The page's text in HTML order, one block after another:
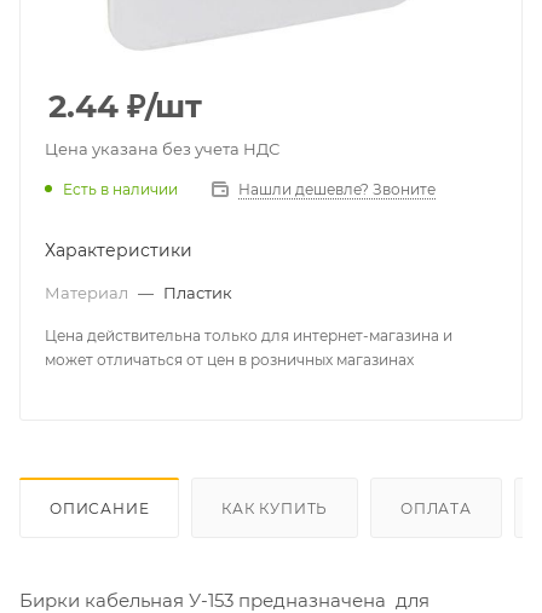
2.44 ₽/шт
Цена указана без учета НДС
Есть в наличии Нашли дешевле? Звоните
Характеристики
Материал — Пластик
Цена действительна только для интернет-магазина и
может отличаться от цен в розничных магазинах
ОПИСАНИЕ КАК КУПИТЬ ОПЛАТА
Бирки кабельная У-153 предназначена для